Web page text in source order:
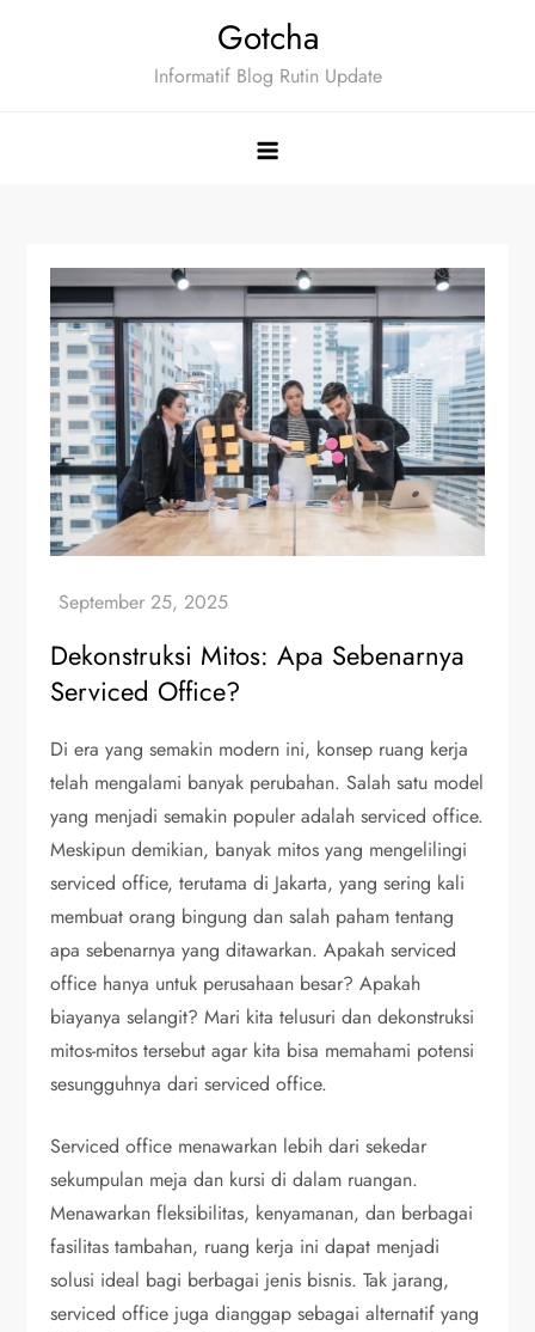
Gotcha
Informatif Blog Rutin Update
Dekonstruksi Mitos: Apa Sebenarnya
Serviced Office?
Di era yang semakin modern ini, konsep ruang kerja
telah mengalami banyak perubahan. Salah satu model
yang menjadi semakin populer adalah serviced office.
Meskipun demikian, banyak mitos yang mengelilingi
serviced office, terutama di Jakarta, yang sering kali
membuat orang bingung dan salah paham tentang
apa sebenarnya yang ditawarkan. Apakah serviced
office hanya untuk perusahaan besar? Apakah
biayanya selangit? Mari kita telusuri dan dekonstruksi
mitos-mitos tersebut agar kita bisa memahami potensi
sesungguhnya dari serviced office.
Serviced office menawarkan lebih dari sekedar
sekumpulan meja dan kursi di dalam ruangan.
Menawarkan fleksibilitas, kenyamanan, dan berbagai
fasilitas tambahan, ruang kerja ini dapat menjadi
solusi ideal bagi berbagai jenis bisnis. Tak jarang,
serviced office juga dianggap sebagai alternatif yang